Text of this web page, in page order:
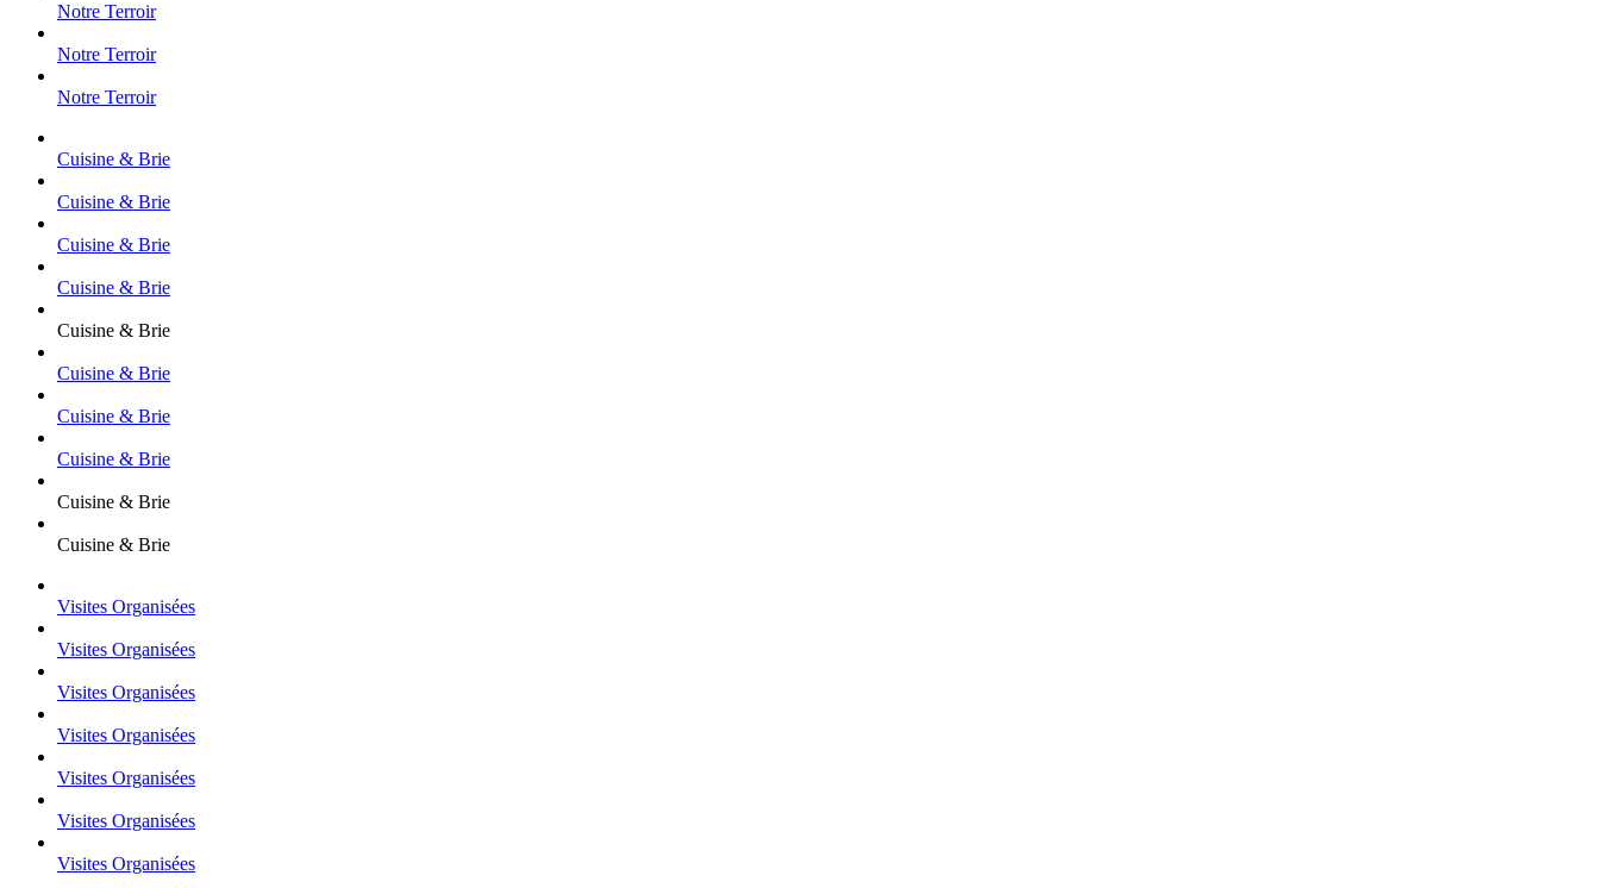
Notre Terroir
Notre Terroir
Notre Terroir
Cuisine & Brie
Cuisine & Brie
Cuisine & Brie
Cuisine & Brie
Cuisine & Brie
Cuisine & Brie
Cuisine & Brie
Cuisine & Brie
Cuisine & Brie
Cuisine & Brie
Visites Organisées
Visites Organisées
Visites Organisées
Visites Organisées
Visites Organisées
Visites Organisées
Visites Organisées